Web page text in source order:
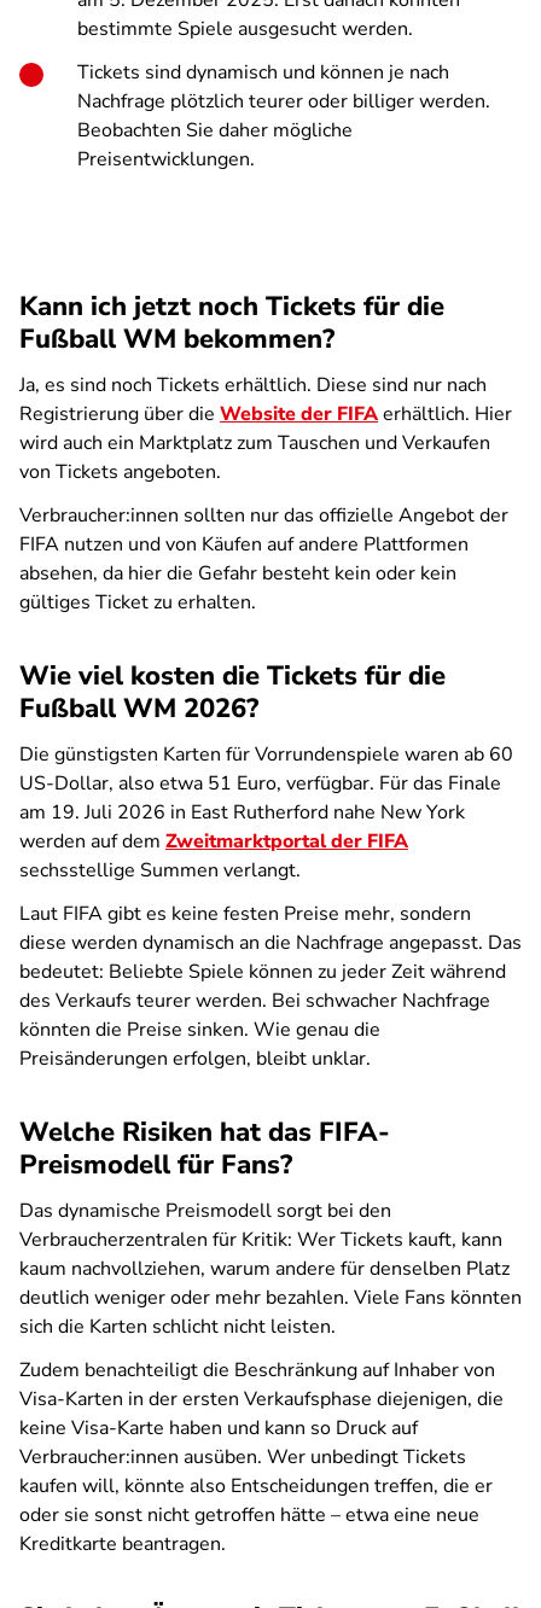
bestimmte Spiele ausgesucht werden.
Tickets sind dynamisch und können je nach
Nachfrage plötzlich teurer oder billiger werden.
Beobachten Sie daher mögliche
Preisentwicklungen.
Kann ich jetzt noch Tickets für die
Fußball WM bekommen?
Ja, es sind noch Tickets erhältlich. Diese sind nur nach
Registrierung über die Website der FIFAerhältlich. Hier
wird auch ein Marktplatz zum Tauschen und Verkaufen
von Tickets angeboten.
Verbraucher:innen sollten nur das offizielle Angebot der
FIFA nutzen und von Käufen auf andere Plattformen
absehen, da hier die Gefahr besteht kein oder kein
gültiges Ticket zu erhalten.
Wie viel kosten die Tickets für die
Fußball WM 2026?
Die günstigsten Karten für Vorrundenspiele waren ab 60
US-Dollar, also etwa 51 Euro, verfügbar. Für das Finale
am 19. Juli 2026 in East Rutherford nahe New York
werden auf dem Zweitmarktportal der FIFA
sechsstellige Summen verlangt.
Laut FIFA gibt es keine festen Preise mehr, sondern
diese werden dynamisch an die Nachfrage angepasst. Das
bedeutet: Beliebte Spiele können zu jeder Zeit während
des Verkaufs teurer werden. Bei schwacher Nachfrage
könnten die Preise sinken. Wie genau die
Preisänderungen erfolgen, bleibt unklar.
Welche Risiken hat das FIFA-
Preismodell für Fans?
Das dynamische Preismodell sorgt bei den
Verbraucherzentralen für Kritik: Wer Tickets kauft, kann
kaum nachvollziehen, warum andere für denselben Platz
deutlich weniger oder mehr bezahlen. Viele Fans könnten
sich die Karten schlicht nicht leisten.
Zudem benachteiligt die Beschränkung auf Inhaber von
Visa-Karten in der ersten Verkaufsphase diejenigen, die
keine Visa-Karte haben und kann so Druck auf
Verbraucher:innen ausüben. Wer unbedingt Tickets
kaufen will, könnte also Entscheidungen treffen, die er
oder sie sonst nicht getroffen hätte – etwa eine neue
Kreditkarte beantragen.